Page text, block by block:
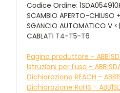
Codice Ordine:
SCAMBIO APERTO-CHIUSO
SGANCIO AUTOMATICO V
CABLATI T4-T5-T6
Pagina produttore -
Istruzioni per l'uso -
Dichiarazione REACH -
Dichiarazione RoHS -